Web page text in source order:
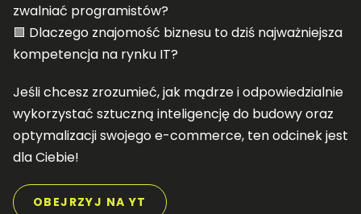
zwalniać programistów?
🟪 Dlaczego znajomość biznesu to dziś najważniejsza
kompetencja na rynku IT?
Jeśli chcesz zrozumieć, jak mądrze i odpowiedzialnie
wykorzystać sztuczną inteligencję do budowy oraz
optymalizacji swojego e-commerce, ten odcinek jest
dla Ciebie!
OBEJRZYJ NA YT